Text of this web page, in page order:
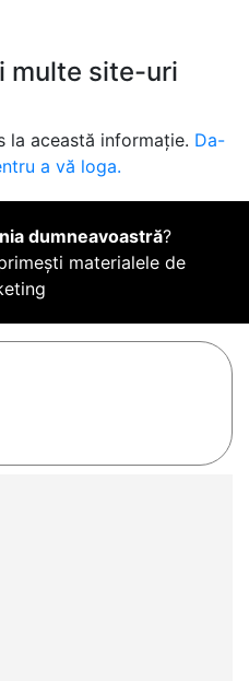
multe site-uri
la această informație. Da-
a vă loga.
dumneavoastră?
materialele de